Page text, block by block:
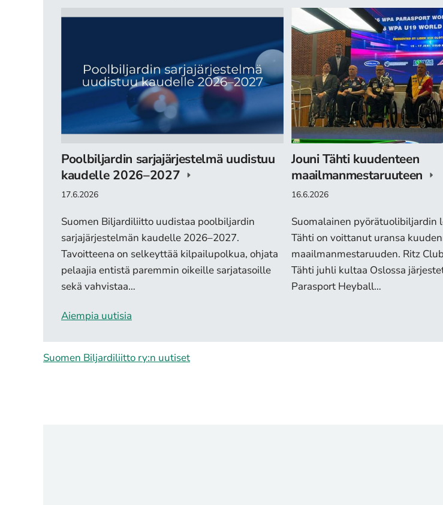
Poolbiljardin sarjajärjestelmä uudistuu
kaudelle 2026–2027
17.6.2026
Suomen Biljardiliitto uudistaa poolbiljardin
sarjajärjestelmän kaudelle 2026–2027.
Tavoitteena on selkeyttää kilpailupolkua, ohjata
pelaajia entistä paremmin oikeille sarjatasoille
sekä vahvistaa…
Jouni Tähti kuudenteen
maailmanmestaruuteen
16.6.2026
Suomalainen pyörätuolibiljardin
Tähti on voittanut uransa
maailmanmestaruuden. Ritz
Tähti juhli kultaa Oslossa
Parasport Heyball…
Aiempia uutisia
Suomen Biljardiliitto ry:n uutiset